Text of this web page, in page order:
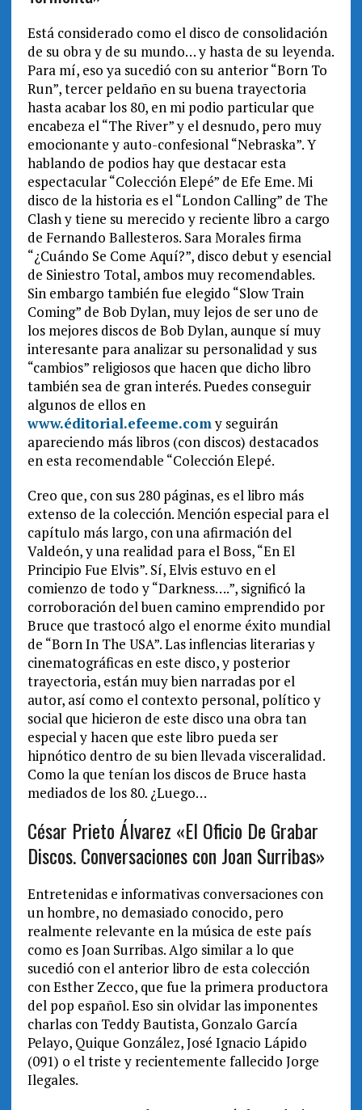
Está considerado como el disco de consolidación
de su obra y de su mundo… y hasta de su leyenda.
Para mí, eso ya sucedió con su anterior “Born To
Run”, tercer peldaño en su buena trayectoria
hasta acabar los 80, en mi podio particular que
encabeza el “The River” y el desnudo, pero muy
emocionante y auto-confesional “Nebraska”. Y
hablando de podios hay que destacar esta
espectacular “Colección Elepé” de Efe Eme. Mi
disco de la historia es el “London Calling” de The
Clash y tiene su merecido y reciente libro a cargo
de Fernando Ballesteros. Sara Morales firma
“¿Cuándo Se Come Aquí?”, disco debut y esencial
de Siniestro Total, ambos muy recomendables.
Sin embargo también fue elegido “Slow Train
Coming” de Bob Dylan, muy lejos de ser uno de
los mejores discos de Bob Dylan, aunque sí muy
interesante para analizar su personalidad y sus
“cambios” religiosos que hacen que dicho libro
también sea de gran interés. Puedes conseguir
algunos de ellos en
www.éditorial.efeeme.comy seguirán
apareciendo más libros (con discos) destacados
en esta recomendable “Colección Elepé.
Creo que, con sus 280 páginas, es el libro más
extenso de la colección. Mención especial para el
capítulo más largo, con una afirmación del
Valdeón, y una realidad para el Boss, “En El
Principio Fue Elvis”. Sí, Elvis estuvo en el
comienzo de todo y “Darkness….”, significó la
corroboración del buen camino emprendido por
Bruce que trastocó algo el enorme éxito mundial
de “Born In The USA”. Las inflencias literarias y
cinematográficas en este disco, y posterior
trayectoria, están muy bien narradas por el
autor, así como el contexto personal, político y
social que hicieron de este disco una obra tan
especial y hacen que este libro pueda ser
hipnótico dentro de su bien llevada visceralidad.
Como la que tenían los discos de Bruce hasta
mediados de los 80. ¿Luego…
César Prieto Álvarez «El Oficio De Grabar
Discos. Conversaciones con Joan Surribas»
Entretenidas e informativas conversaciones con
un hombre, no demasiado conocido, pero
realmente relevante en la música de este país
como es Joan Surribas. Algo similar a lo que
sucedió con el anterior libro de esta colección
con Esther Zecco, que fue la primera productora
del pop español. Eso sin olvidar las imponentes
charlas con Teddy Bautista, Gonzalo García
Pelayo, Quique González, José Ignacio Lápido
(091) o el triste y recientemente fallecido Jorge
Ilegales.